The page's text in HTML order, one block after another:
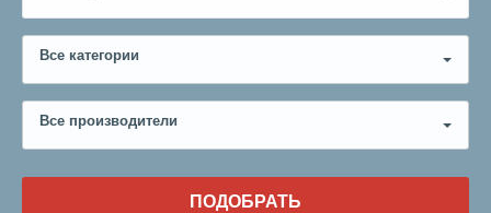
Все категории
Все производители
ПОДОБРАТЬ